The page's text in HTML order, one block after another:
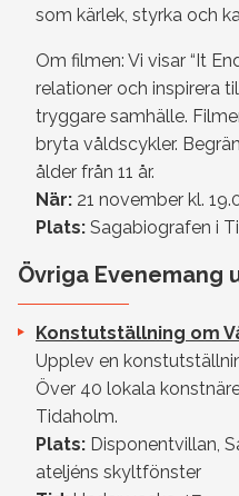
som kärlek, styrka och
Om filmen: Vi visar “It
relationer och inspirera
tryggare samhälle.
bryta våldscykler.
ålder från 11 år.
När: 21 november kl.
Plats: Sagabiografen i
Övriga Evenemang
Konstutställning om
Upplev en
Över 40 lokala
Tidaholm.
Plats: Disponentvillan,
ateljéns skyltfönster